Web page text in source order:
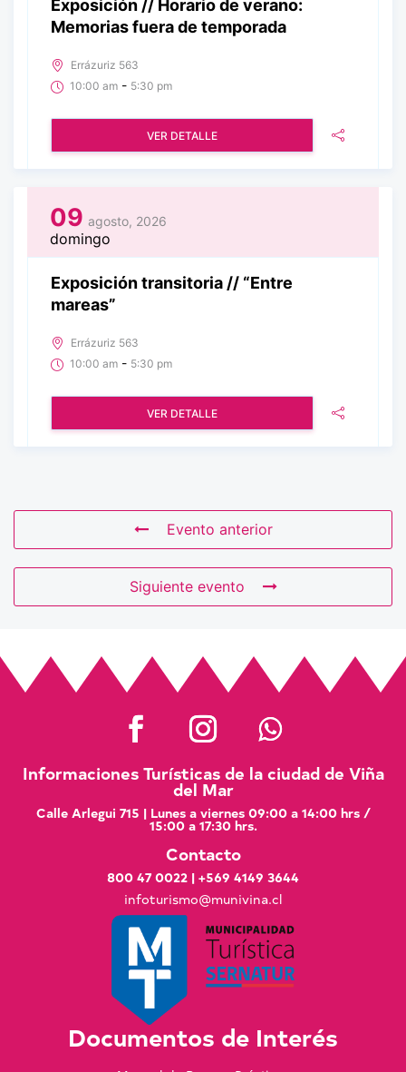
Exposición // Horario de verano:
Memorias fuera de temporada
Errázuriz 563
10:00 am - 5:30 pm
VER DETALLE
09 agosto, 2026
domingo
Exposición transitoria // “Entre
mareas”
Errázuriz 563
10:00 am - 5:30 pm
VER DETALLE
Evento anterior
Siguiente evento
Informaciones Turísticas de la ciudad de Viña
del Mar
Calle Arlegui 715 | Lunes a viernes 09:00 a 14:00 hrs /
15:00 a 17:30 hrs.
Contacto
800 47 0022 | +569 4149 3644
infoturismo@munivina.cl
Documentos de Interés